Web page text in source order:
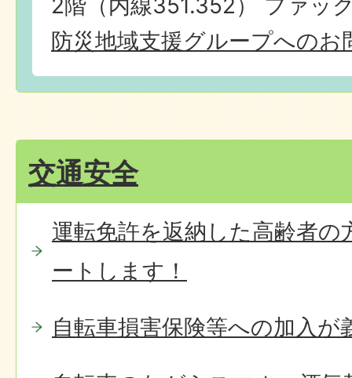
2階（内線351.352） ファッ
防災地域支援グループへのお
交通安全
運転免許を返納した高齢者
ートします！
自転車損害保険等への加入が